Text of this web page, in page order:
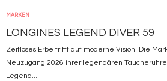
MARKEN
LONGINES LEGEND DIVER 59
Zeitloses Erbe trifft auf moderne Vision: Die
Neuzugang 2026 ihrer legendären
Legend...